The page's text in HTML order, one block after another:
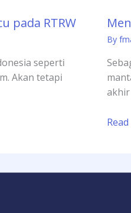
pada RTRW
seperti
Akan tetapi
By
akhir